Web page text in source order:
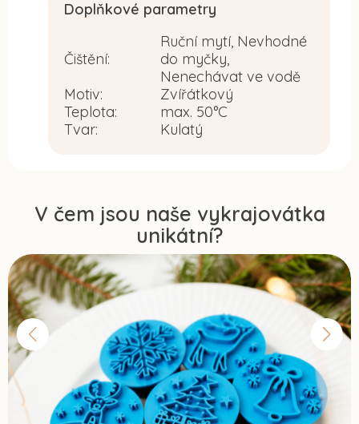
V čem jsou naše vykrajovátka
unikátní?
Doplňkové parametry
Čištění:
Ruční mytí, Nevhodné
do myčky,
Nenechávat ve vodě
Motiv:
Zvířátkový
Teplota:
max. 50°C
Tvar: Kulatý